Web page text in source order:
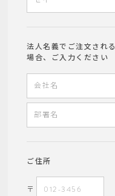
法人名義でご注文される
場合、ご入力ください
ご住所
〒